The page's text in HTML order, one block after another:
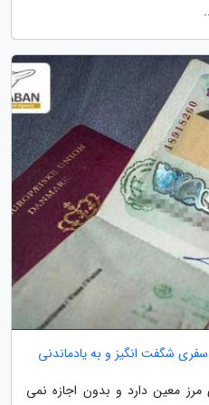
سفری شگفت انگیز و به یادماندنی
معین دارد و بدون اجازه نمی